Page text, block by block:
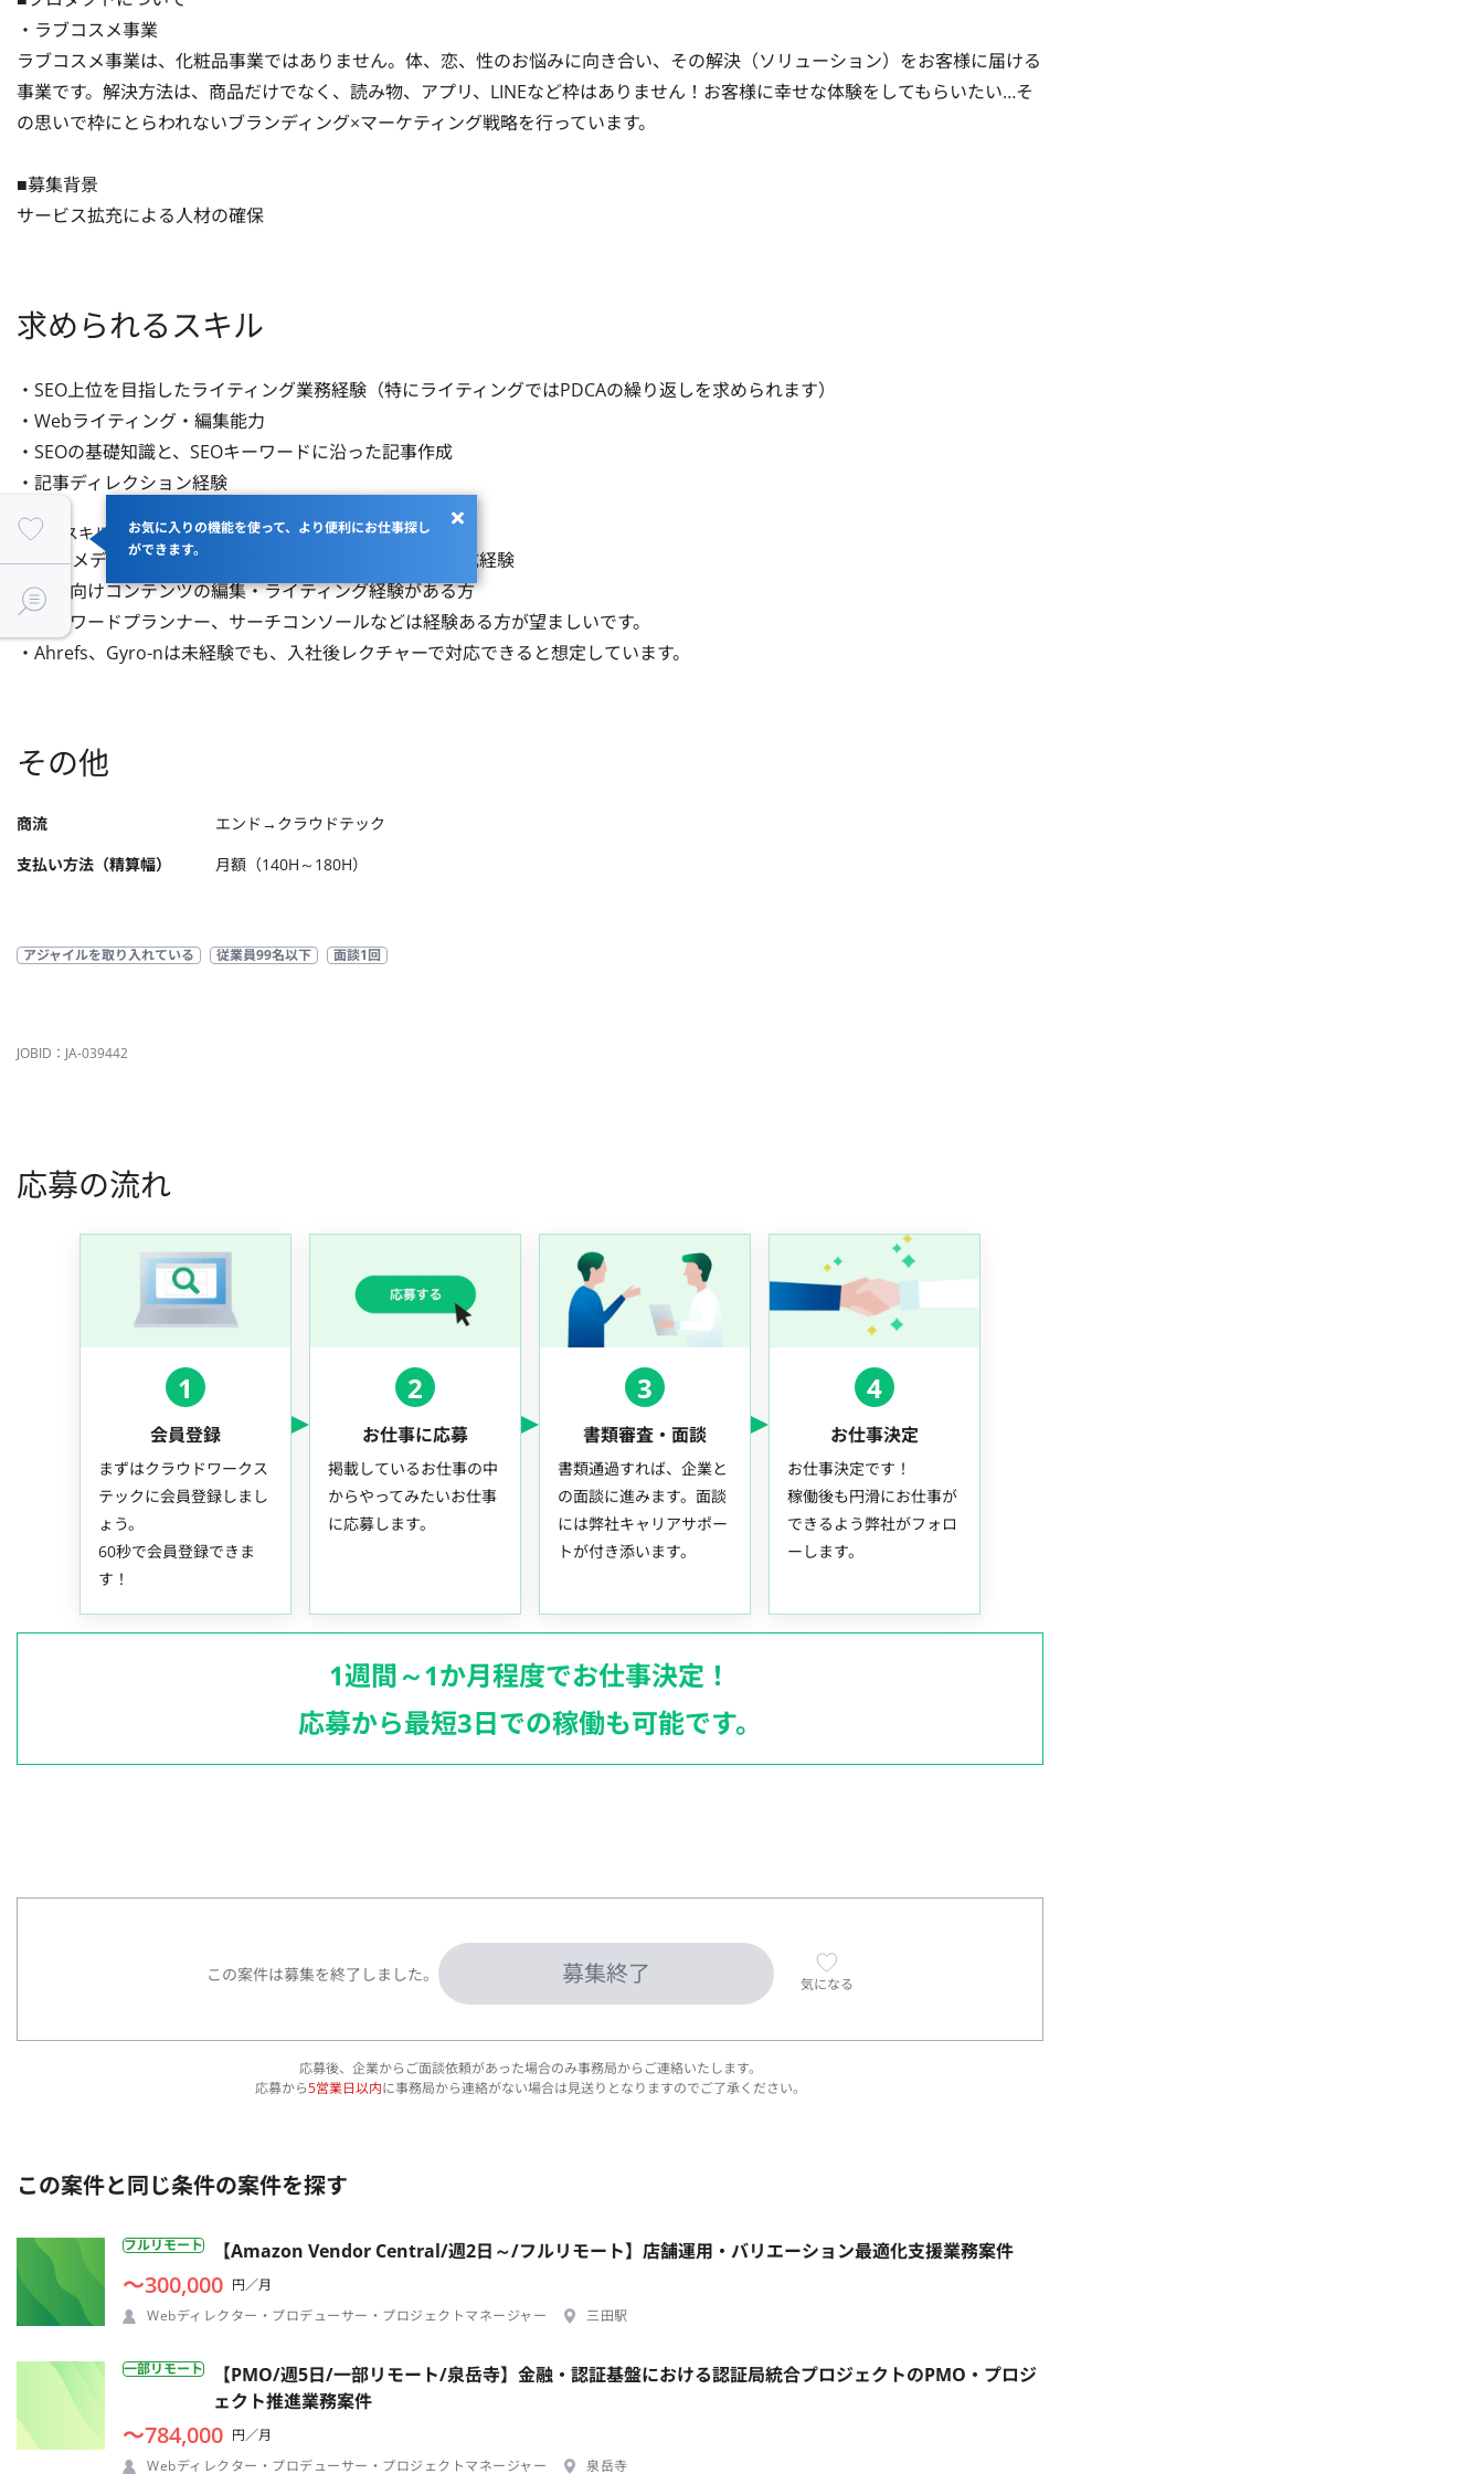
お気に入りの機能を使って、より便利にお仕事探し
ができます。
・ラブコスメ事業
ラブコスメ事業は、化粧品事業ではありません。体、恋、性のお悩みに向き合い、その解決（ソリューション）をお客様に届ける
事業です。解決方法は、商品だけでなく、読み物、アプリ、LINEなど枠はありません！お客様に幸せな体験をしてもらいたい…そ
の思いで枠にとらわれないブランディング×マーケティング戦略を行っています。
■募集背景
サービス拡充による人材の確保
求められるスキル
・SEO上位を目指したライティング業務経験（特にライティングではPDCAの繰り返しを求められます）
・Webライティング・編集能力
・SEOの基礎知識と、SEOキーワードに沿った記事作成
・記事ディレクション経験
【歓迎スキル】
・WebメディアやWebサイト上での執筆、コンテンツ作成経験
・女性向けコンテンツの編集・ライティング経験がある方
・キーワードプランナー、サーチコンソールなどは経験ある方が望ましいです。
・Ahrefs、Gyro-nは未経験でも、入社後レクチャーで対応できると想定しています。
その他
商流
エンド→クラウドテック
支払い方法（精算幅）
月額（140H～180H）
アジャイルを取り入れている 従業員99名以下 面談1回
JOBID：JA-039442
応募の流れ
1
会員登録
まずはクラウドワークス
テックに会員登録しまし
ょう。
60秒で会員登録できま
す！
2
お仕事に応募
掲載しているお仕事の中
からやってみたいお仕事
に応募します。
3
書類審査・面談
書類通過すれば、企業と
の面談に進みます。面談
には弊社キャリアサポー
トが付き添います。
4
お仕事決定
お仕事決定です！
稼働後も円滑にお仕事が
できるよう弊社がフォロ
ーします。
1週間～1か月程度でお仕事決定！
応募から最短3日での稼働も可能です。
この案件は募集を終了しました。 募集終了 気になる
応募後、企業からご面談依頼があった場合のみ事務局からご連絡いたします。
応募から5営業日以内に事務局から連絡がない場合は見送りとなりますのでご了承ください。
この案件と同じ条件の案件を探す
フルリモート 【Amazon Vendor Central/週2日～/フルリモート】店舗運用・バリエーション最適化支援業務案件
〜300,000 円／月
Webディレクター・プロデューサー・プロジェクトマネージャー
三田駅
一部リモート
【PMO/週5日/一部リモート/泉岳寺】金融・認証基盤における認証局統合プロジェクトのPMO・プロジ
ェクト推進業務案件
〜784,000 円／月
Webディレクター・プロデューサー・プロジェクトマネージャー
泉岳寺